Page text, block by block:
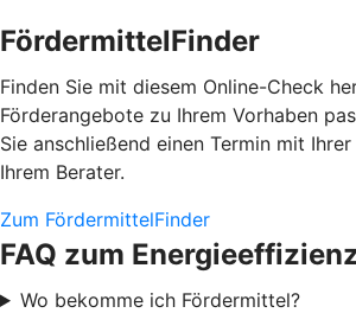
FördermittelFinder
Finden Sie mit diesem Online-Check
Förderangebote zu Ihrem Vorhaben
Sie anschließend einen Termin mit
Ihrem Berater.
Zum FördermittelFinder
FAQ zum
Wo bekomme ich Fördermittel?